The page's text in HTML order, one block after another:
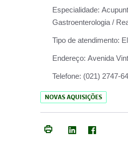
Especialidade:
Gastroenterologia /
Tipo de atendimento:
Endereço: Avenida
Telefone: (021) 2747-
NOVAS AQUISIÇÕES